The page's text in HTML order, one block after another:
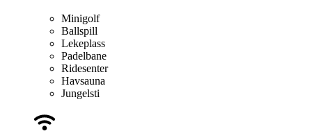
Minigolf
Ballspill
Lekeplass
Padelbane
Ridesenter
Havsauna
Jungelsti